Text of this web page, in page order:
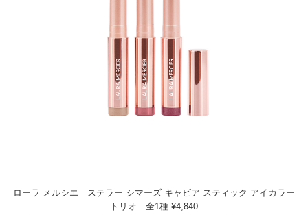
ローラ メルシエ ステラー シマーズ キャビア スティック アイカラー
トリオ 全1種 ¥4,840